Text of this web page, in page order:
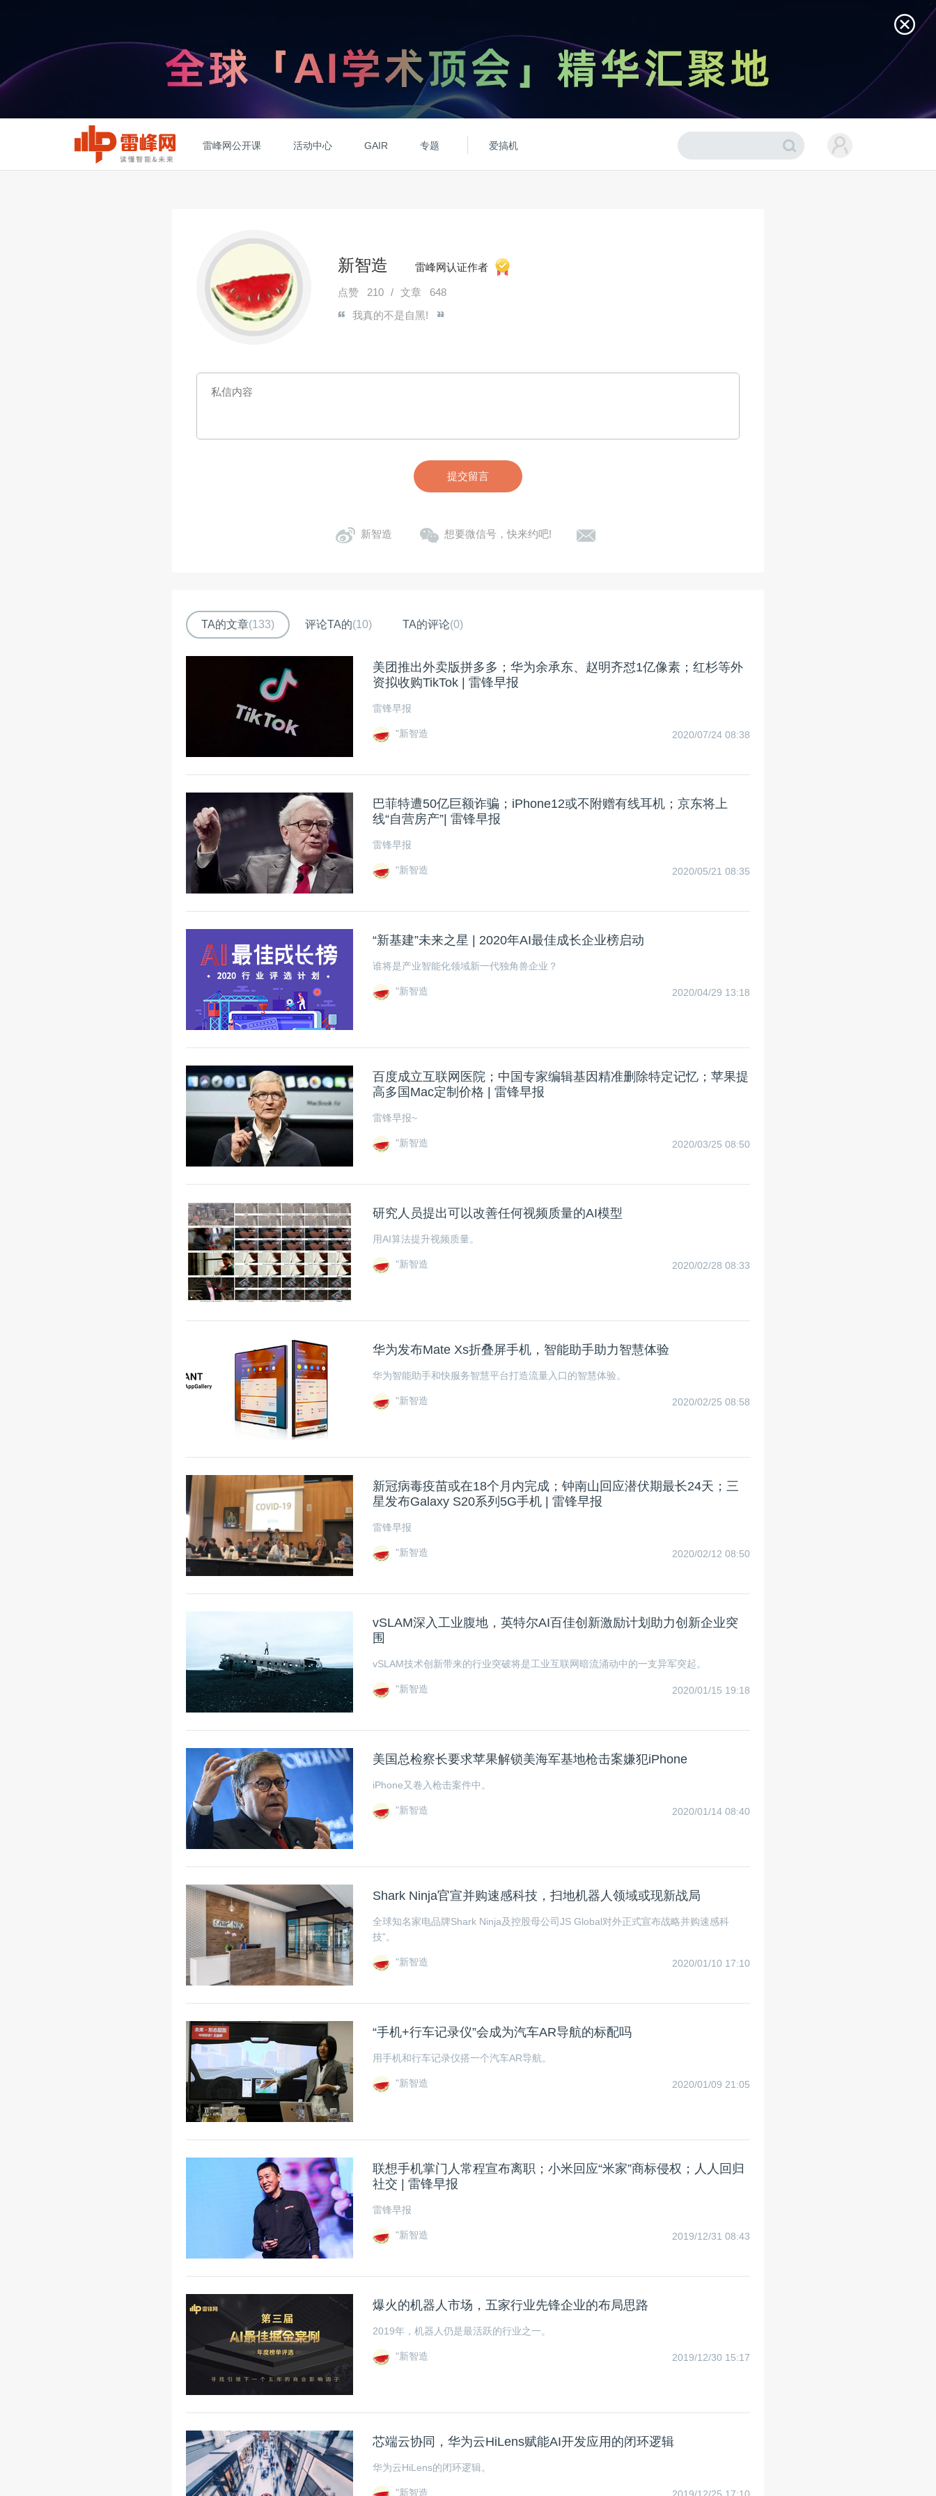
雷峰网公开课 活动中心 GAIR 专题 爱搞机
新智造 雷峰网认证作者
点赞 210 / 文章 648
我真的不是自黑!
提交留言
新智造 想要微信号，快来约吧!
TA的文章(133) 评论TA的(10) TA的评论(0)
美团推出外卖版拼多多；华为余承东、赵明齐怼1亿像素；红杉等外
资拟收购TikTok | 雷锋早报
雷锋早报
"新智造 2020/07/24 08:38
巴菲特遭50亿巨额诈骗；iPhone12或不附赠有线耳机；京东将上
线“自营房产”| 雷锋早报
雷锋早报
"新智造 2020/05/21 08:35
“新基建”未来之星 | 2020年AI最佳成长企业榜启动
谁将是产业智能化领域新一代独角兽企业？
"新智造 2020/04/29 13:18
百度成立互联网医院；中国专家编辑基因精准删除特定记忆；苹果提
高多国Mac定制价格 | 雷锋早报
雷锋早报~
"新智造 2020/03/25 08:50
研究人员提出可以改善任何视频质量的AI模型
用AI算法提升视频质量。
"新智造 2020/02/28 08:33
华为发布Mate Xs折叠屏手机，智能助手助力智慧体验
华为智能助手和快服务智慧平台打造流量入口的智慧体验。
"新智造 2020/02/25 08:58
新冠病毒疫苗或在18个月内完成；钟南山回应潜伏期最长24天；三
星发布Galaxy S20系列5G手机 | 雷锋早报
雷锋早报
"新智造 2020/02/12 08:50
vSLAM深入工业腹地，英特尔AI百佳创新激励计划助力创新企业突
围
vSLAM技术创新带来的行业突破将是工业互联网暗流涌动中的一支异军突起。
"新智造 2020/01/15 19:18
美国总检察长要求苹果解锁美海军基地枪击案嫌犯iPhone
iPhone又卷入枪击案件中。
"新智造 2020/01/14 08:40
Shark Ninja官宣并购速感科技，扫地机器人领域或现新战局
全球知名家电品牌Shark Ninja及控股母公司JS Global对外正式宣布战略并购速感科
技”。
"新智造 2020/01/10 17:10
“手机+行车记录仪”会成为汽车AR导航的标配吗
用手机和行车记录仪搭一个汽车AR导航。
"新智造 2020/01/09 21:05
联想手机掌门人常程宣布离职；小米回应“米家”商标侵权；人人回归
社交 | 雷锋早报
雷锋早报
"新智造 2019/12/31 08:43
爆火的机器人市场，五家行业先锋企业的布局思路
2019年，机器人仍是最活跃的行业之一。
"新智造 2019/12/30 15:17
芯端云协同，华为云HiLens赋能AI开发应用的闭环逻辑
华为云HiLens的闭环逻辑。
"新智造